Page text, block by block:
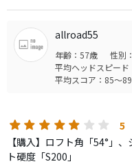
安心してアプローチ出来
allroad55
年齢：57歳 性別
平均ヘッドスピー
平均スコア：85～89
5
【購入】ロフト角「54°」
ト硬度「S200」